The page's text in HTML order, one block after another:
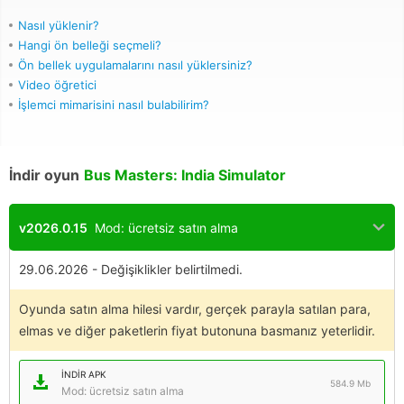
Nasıl yüklenir?
Hangi ön belleği seçmeli?
Ön bellek uygulamalarını nasıl yüklersiniz?
Video öğretici
İşlemci mimarisini nasıl bulabilirim?
İndir oyun Bus Masters: India Simulator
v2026.0.15 Mod: ücretsiz satın alma
29.06.2026 - Değişiklikler belirtilmedi.
Oyunda satın alma hilesi vardır, gerçek parayla satılan para,
elmas ve diğer paketlerin fiyat butonuna basmanız yeterlidir.
İNDIR APK
Mod: ücretsiz satın alma
584.9 Mb